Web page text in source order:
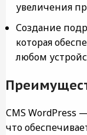
увеличения
Создание
которая
любом
CMS WordPress
что